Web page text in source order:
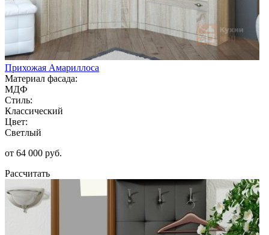
Прихожая Амариллоса
Материал фасада:
МДФ
Стиль:
Классический
Цвет:
Светлый
от 64 000 руб.
Рассчитать